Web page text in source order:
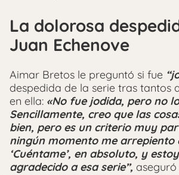
La dolorosa
Juan Echenove
Aimar Bretos le preguntó si fue
despedida de la serie tras tantos
en ella: «No fue jodida, pero no
Sencillamente, creo que las
bien, pero es un criterio muy
ningún momento me arrepiento
‘Cuéntame’, en absoluto, y
agradecido a esa serie”, aseguró